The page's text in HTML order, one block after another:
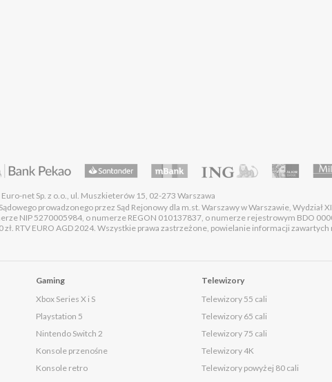
Euro-net Sp. z o.o., ul. Muszkieterów 15, 02-273 Warszawa
prowadzonego przez Sąd Rejonowy dla m.st. Warszawy w Warszawie, Wydział
NIP 5270005984, o numerze REGON 010137837, o numerze rejestrowym BDO
RTV EURO AGD 2024. Wszystkie prawa zastrzeżone, powielanie informacji
Gaming
Xbox Series X i S
Playstation 5
Nintendo Switch 2
Konsole przenośne
Konsole retro
Telewizory
Telewizory 55 cali
Telewizory 65 cali
Telewizory 75 cali
Telewizory 4K
Telewizory powyżej 80 cali